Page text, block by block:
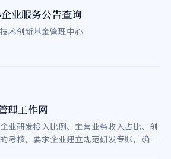
业服务公告查询
术创新基金管理中心
理工作网
业研发投入比例、主营业务收入占比、创
考核，要求企业建立规范研发专账，确保